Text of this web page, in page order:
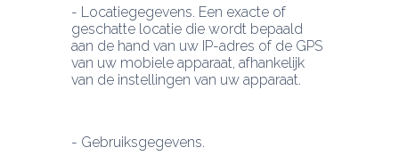
- Locatiegegevens. Een exacte of
geschatte locatie die wordt bepaald
aan de hand van uw IP-adres of de GPS
van uw mobiele apparaat, afhankelijk
van de instellingen van uw apparaat.